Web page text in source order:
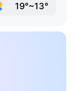
19°~13°